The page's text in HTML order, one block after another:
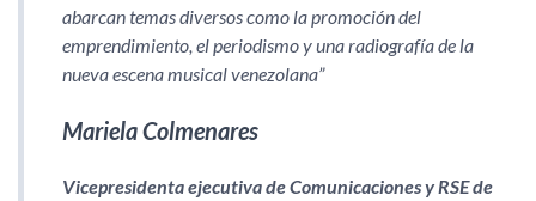
abarcan temas diversos como la promoción del
emprendimiento, el periodismo y una radiografía de la
nueva escena musical venezolana
Mariela Colmenares
Vicepresidenta ejecutiva de Comunicaciones y RSE de